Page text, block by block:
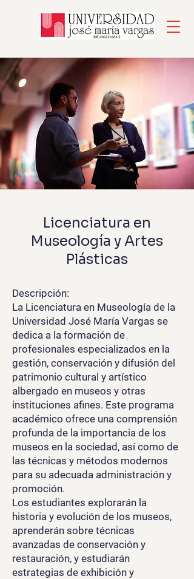
Licenciatura en
Museología y Artes
Plásticas
Descripción:
La Licenciatura en Museología de la
Universidad José María Vargas se
dedica a la formación de
profesionales especializados en la
gestión, conservación y difusión del
patrimonio cultural y artístico
albergado en museos y otras
instituciones afines. Este programa
académico ofrece una comprensión
profunda de la importancia de los
museos en la sociedad, así como de
las técnicas y métodos modernos
para su adecuada administración y
promoción.
Los estudiantes explorarán la
historia y evolución de los museos,
aprenderán sobre técnicas
avanzadas de conservación y
restauración, y estudiarán
estrategias de exhibición y